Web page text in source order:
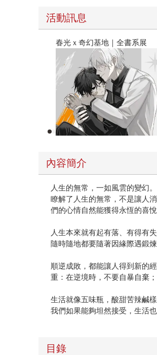
活動訊息
2026金石堂暑假漫博〈你
內容簡介
人生的無常，一如風雲的變幻。
瞭解了人生的無常，不是讓人
們的心情自然能獲得永恆的喜悅
人生本來就有起有落、有得有
隨時隨地都要隨著因緣際遇鍛煉
順逆成敗，都能讓人得到新的
重：在逆境時，不要自暴自棄
生活就像五味瓶，酸甜苦辣鹹
我們如果能夠坦然接受，生活
目錄